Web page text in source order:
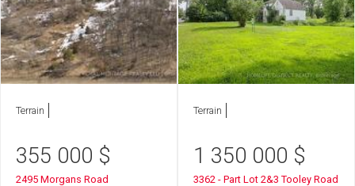
Terrain
355 000 $
2495 Morgans Road
Terrain
1 350 000 $
3362 - Part Lot 2&3 Tooley Road